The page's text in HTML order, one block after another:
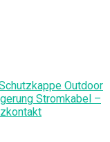
Outdoor
Stromkabel –